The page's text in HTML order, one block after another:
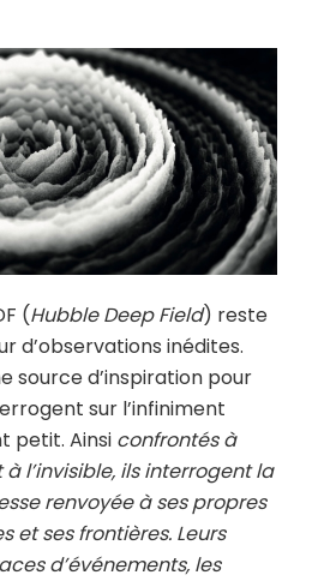
(Hubble Deep Field) reste
d’observations inédites.
source d’inspiration pour
sur l’infiniment
petit. Ainsi confrontés à
l’invisible, ils interrogent la
renvoyée à ses propres
et ses frontières. Leurs
d’événements, les